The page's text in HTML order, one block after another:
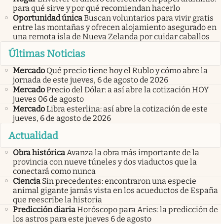
para qué sirve y por qué recomiendan hacerlo
Oportunidad únicaBuscan voluntarios para vivir gratis
entre las montañas y ofrecen alojamiento asegurado en
una remota isla de Nueva Zelanda por cuidar caballos
Últimas Noticias
Mercado Qué precio tiene hoy el Rublo y cómo abre la
jornada de este jueves, 6 de agosto de 2026
MercadoPrecio del Dólar: a así abre la cotización HOY
jueves 06 de agosto
MercadoLibra esterlina: así abre la cotización de este
jueves, 6 de agosto de 2026
Actualidad
Obra históricaAvanza la obra más importante de la
provincia con nueve túneles y dos viaductos que la
conectará como nunca
Ciencia Sin precedentes: encontraron una especie
animal gigante jamás vista en los acueductos de España
que reescribe la historia
Predicción diariaHoróscopo para Aries: la predicción de
los astros para este jueves 6 de agosto